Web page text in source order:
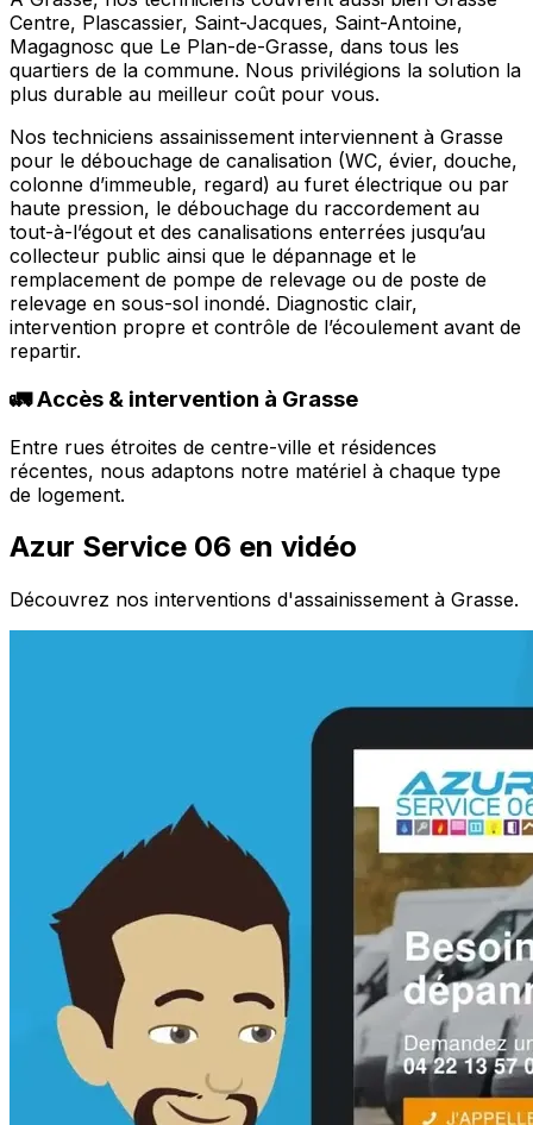
Centre, Plascassier, Saint-Jacques, Saint-Antoine,
Magagnosc que Le Plan-de-Grasse, dans tous les
quartiers de la commune. Nous privilégions la solution la
plus durable au meilleur coût pour vous.
Nos techniciens assainissement interviennent à Grasse
pour le débouchage de canalisation (WC, évier, douche,
colonne d’immeuble, regard) au furet électrique ou par
haute pression, le débouchage du raccordement au
tout-à-l’égout et des canalisations enterrées jusqu’au
collecteur public ainsi que le dépannage et le
remplacement de pompe de relevage ou de poste de
relevage en sous-sol inondé. Diagnostic clair,
intervention propre et contrôle de l’écoulement avant de
repartir.
🚛 Accès & intervention à Grasse
Entre rues étroites de centre-ville et résidences
récentes, nous adaptons notre matériel à chaque type
de logement.
Azur Service 06 en vidéo
Découvrez nos interventions d'assainissement à Grasse.